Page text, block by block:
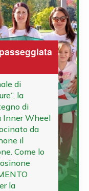
di
la
di
Inner Wheel
da
il
Come lo
la